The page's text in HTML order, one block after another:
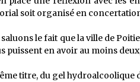
soit organisé en
saluons le fait que la ville de
puissent en avoir au moins
titre, du gel hydroalcoolique